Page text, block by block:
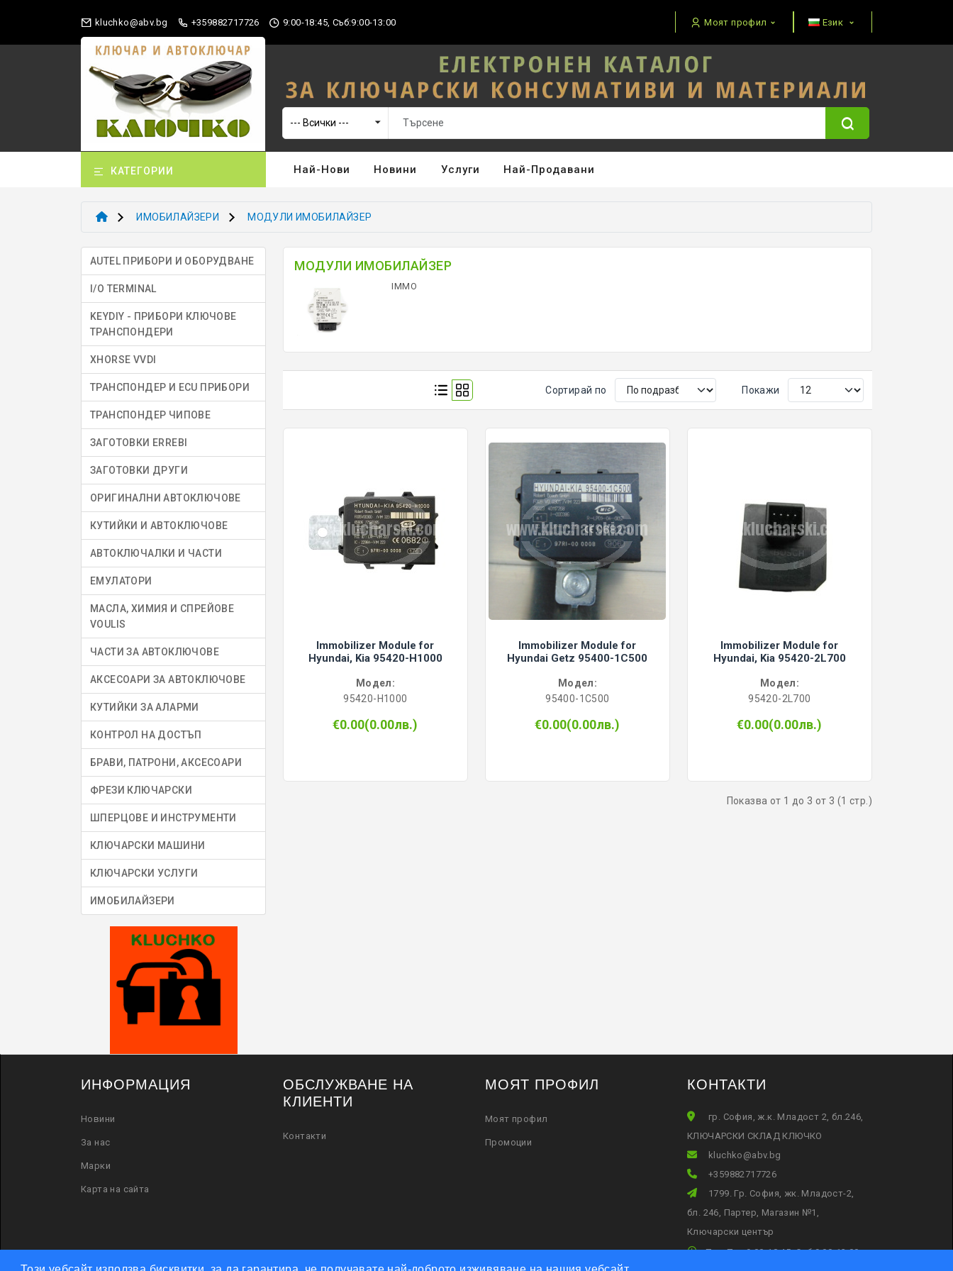
gb.vba@okhculk +359882717726 9:00-18:45, Съб:9:00-13:00 Моят профил Език
КАТЕГОРИИ Най-Нови Новини Услуги Най-Продавани
ИМОБИЛАЙЗЕРИ МОДУЛИ ИМОБИЛАЙЗЕР
AUTEL ПРИБОРИ И ОБОРУДВАНЕ
I/O TERMINAL
KEYDIY - ПРИБОРИ КЛЮЧОВЕ
ТРАНСПОНДЕРИ
XHORSE VVDI
ТРАНСПОНДЕР И ECU ПРИБОРИ
ТРАНСПОНДЕР ЧИПОВЕ
ЗАГОТОВКИ ERREBI
ЗАГОТОВКИ ДРУГИ
ОРИГИНАЛНИ АВТОКЛЮЧОВЕ
КУТИЙКИ И АВТОКЛЮЧОВЕ
АВТОКЛЮЧАЛКИ И ЧАСТИ
ЕМУЛАТОРИ
МАСЛА, ХИМИЯ И СПРЕЙОВЕ
VOULIS
ЧАСТИ ЗА АВТОКЛЮЧОВЕ
АКСЕСОАРИ ЗА АВТОКЛЮЧОВЕ
КУТИЙКИ ЗА АЛАРМИ
КОНТРОЛ НА ДОСТЪП
БРАВИ, ПАТРОНИ, АКСЕСОАРИ
ФРЕЗИ КЛЮЧАРСКИ
ШПЕРЦОВЕ И ИНСТРУМЕНТИ
КЛЮЧАРСКИ МАШИНИ
КЛЮЧАРСКИ УСЛУГИ
ИМОБИЛАЙЗЕРИ
МОДУЛИ ИМОБИЛАЙЗЕР
IMMO
Сортирай по Покажи
Immobilizer Module for
Hyundai, Kia 95420-H1000
Модел:
95420-H1000
€0.00(0.00лв.)
Immobilizer Module for
Hyundai Getz 95400-1C500
Модел:
95400-1C500
€0.00(0.00лв.)
Immobilizer Module for
Hyundai, Kia 95420-2L700
Модел:
95420-2L700
€0.00(0.00лв.)
Показва от 1 до 3 от 3 (1 стр.)
ИНФОРМАЦИЯ
Новини
За нас
Марки
Карта на сайта
ОБСЛУЖВАНЕ НА
КЛИЕНТИ
Контакти
МОЯТ ПРОФИЛ
Моят профил
Промоции
КОНТАКТИ
гр. София, ж.к. Младост 2, бл.246,
КЛЮЧАРСКИ СКЛАД КЛЮЧКО
gb.vba@okhculk
+359882717726
1799. Гр. София, жк. Младост-2,
бл. 246, Партер, Магазин №1,
Ключарски център
Пон-Пет 9:00-18:45, Съб:9:00-13:00